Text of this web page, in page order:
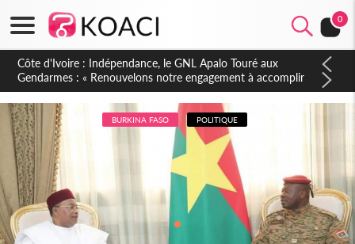
0
Sierra Leone : Un projet de réforme constitutionnelle en
gestation, points clés des amendements, un exclu d'avance
BURKINA FASO POLITIQUE